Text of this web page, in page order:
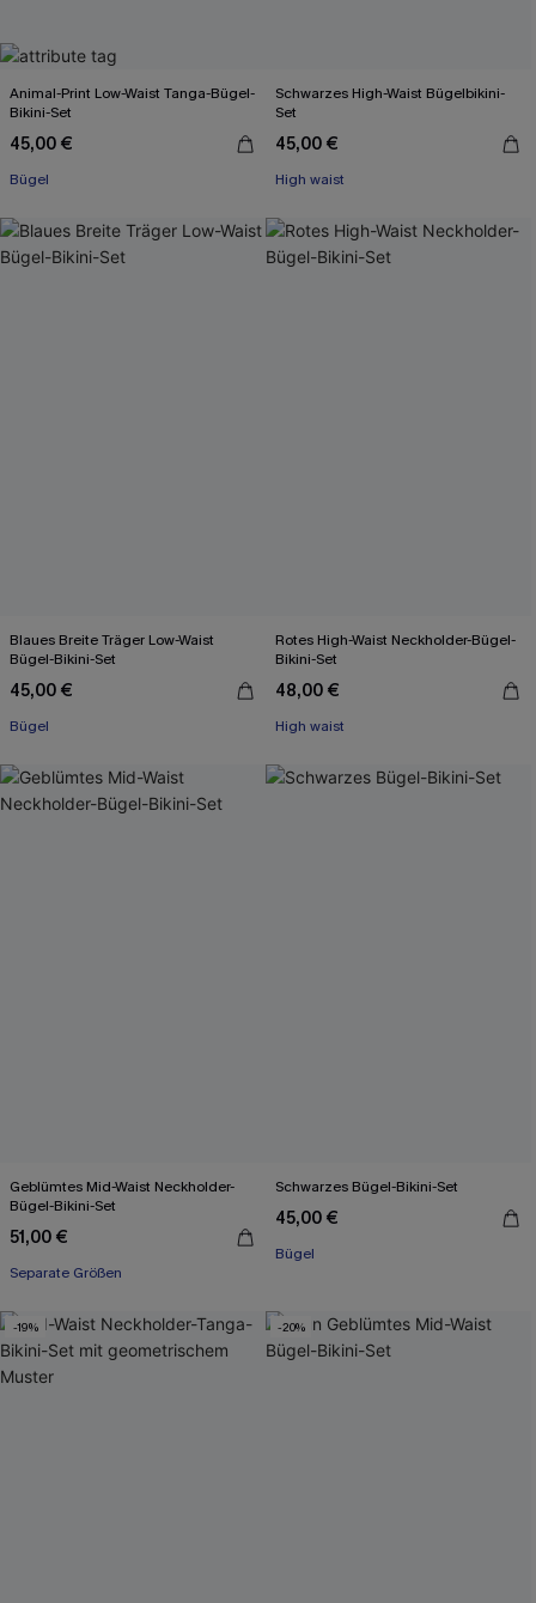
Animal-Print Low-Waist Tanga-Bügel-
Bikini-Set
45,00 €
Bügel
Schwarzes High-Waist Bügelbikini-
Set
45,00 €
High waist
Blaues Breite Träger Low-Waist
Bügel-Bikini-Set
45,00 €
Bügel
Rotes High-Waist Neckholder-Bügel-
Bikini-Set
48,00 €
High waist
Geblümtes Mid-Waist Neckholder-
Bügel-Bikini-Set
51,00 €
Separate Größen
Schwarzes Bügel-Bikini-Set
45,00 €
Bügel
-19% -20%